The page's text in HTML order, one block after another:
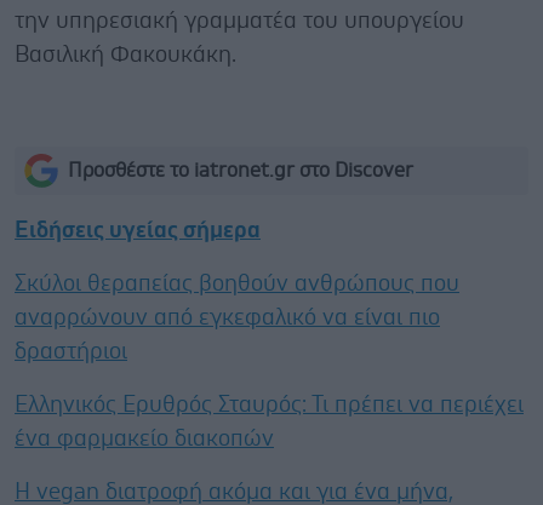
την υπηρεσιακή γραμματέα του υπουργείου
Βασιλική Φακουκάκη.
Προσθέστε το iatronet.gr στο Discover
Ειδήσεις υγείας σήμερα
Σκύλοι θεραπείας βοηθούν ανθρώπους που
αναρρώνουν από εγκεφαλικό να είναι πιο
δραστήριοι
Ελληνικός Ερυθρός Σταυρός: Τι πρέπει να περιέχει
ένα φαρμακείο διακοπών
Η vegan διατροφή ακόμα και για ένα μήνα,